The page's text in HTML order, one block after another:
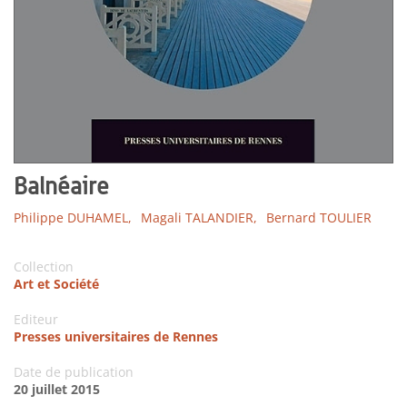
Balnéaire
Philippe DUHAMEL, Magali TALANDIER, Bernard TOULIER
Collection
Art et Société
Editeur
Presses universitaires de Rennes
Date de publication
20 juillet 2015